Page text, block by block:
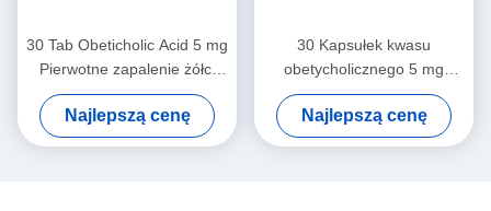
30 Tab Obeticholic Acid 5 mg
Pierwotne zapalenie żółci
Ocabile 5 mg Tabletka
Najlepszą cenę
30 Kapsułek kwasu
obetycholicznego 5 mg
Obetan Tabletki kwasu
obetycholicznego 5 mg
Najlepszą cenę